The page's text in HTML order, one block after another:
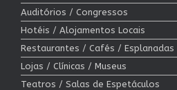
Auditórios / Congressos
Hotéis / Alojamentos Locais
Restaurantes / Cafés / Esplanadas
Lojas / Clínicas / Museus
Teatros / Salas de Espetáculos